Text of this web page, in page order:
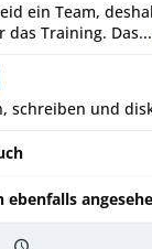
ein Team,
das Training. Das...
schreiben und
ebenfalls